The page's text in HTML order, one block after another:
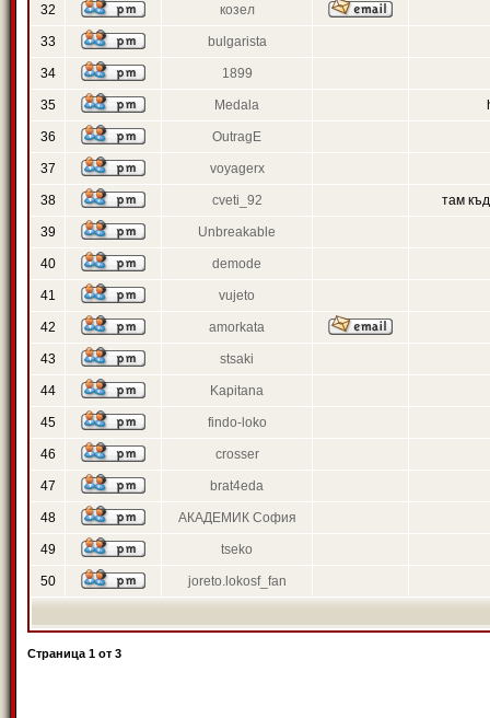
32 козел
33 bulgarista
34 1899
35 Medala
36 OutragE
37 voyagerx
38 cveti_92 там
39 Unbreakable
40 demode
41 vujeto
42 amorkata
43 stsaki
44 Kapitana
45 findo-loko
46 crosser
47 brat4eda
48 АКАДЕМИК София
49 tseko
50 joreto.lokosf_fan
Страница 1 от 3